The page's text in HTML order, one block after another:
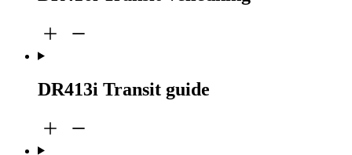
DR413i Transit guide